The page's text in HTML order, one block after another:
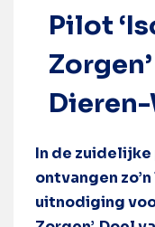
Pilot
In de
ontvangen
uitnodiging